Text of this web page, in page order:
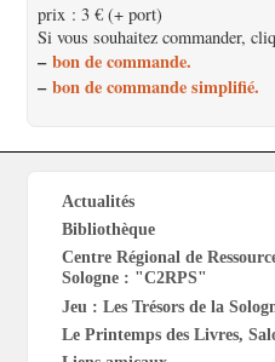
prix : 3 € (+ port)
Si vous souhaitez commander,
– bon de commande.
– bon de commande simplifié.
Actualités
Bibliothèque
Centre Régional de
Sologne : "C2RPS"
Jeu : Les Trésors de la
Le Printemps des Livres,